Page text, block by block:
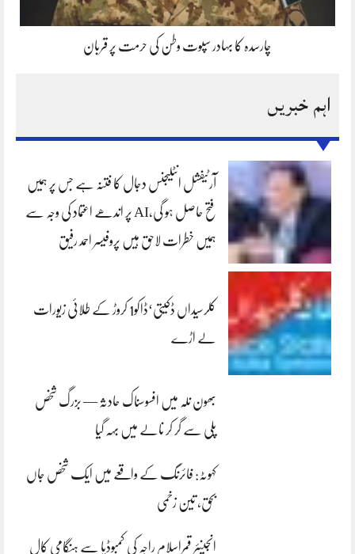
چارسدہ کا بہادر سپوت وطن کی حرمت پر قربان
اہم خبریں
آرٹیفشل انٹلیجنس دجال کا فتنہ ہے جس پر ہمیں
فتح حاصل ہو گی،AI پر اندھے اعتماد کی وجہ سے
ہمیں خطرات لاحق ہیں پروفیسر احمد رفیق
کلرسیداں ڈکیتی‘ڈاکو1 کروڑ کے طلائی زیورات
لے اڑے
بھون نلہ میں افسوسناک حادثہ — بزرگ شخص
پلی سے گر کر نالے میں بہہ گیا
کہوٹہ: فائرنگ کے واقعے میں ایک شخص جاں
بحق، تین زخمی
انجینئر قمراسلام راجہ کی کمبوڈیا سے ہنگامی کال